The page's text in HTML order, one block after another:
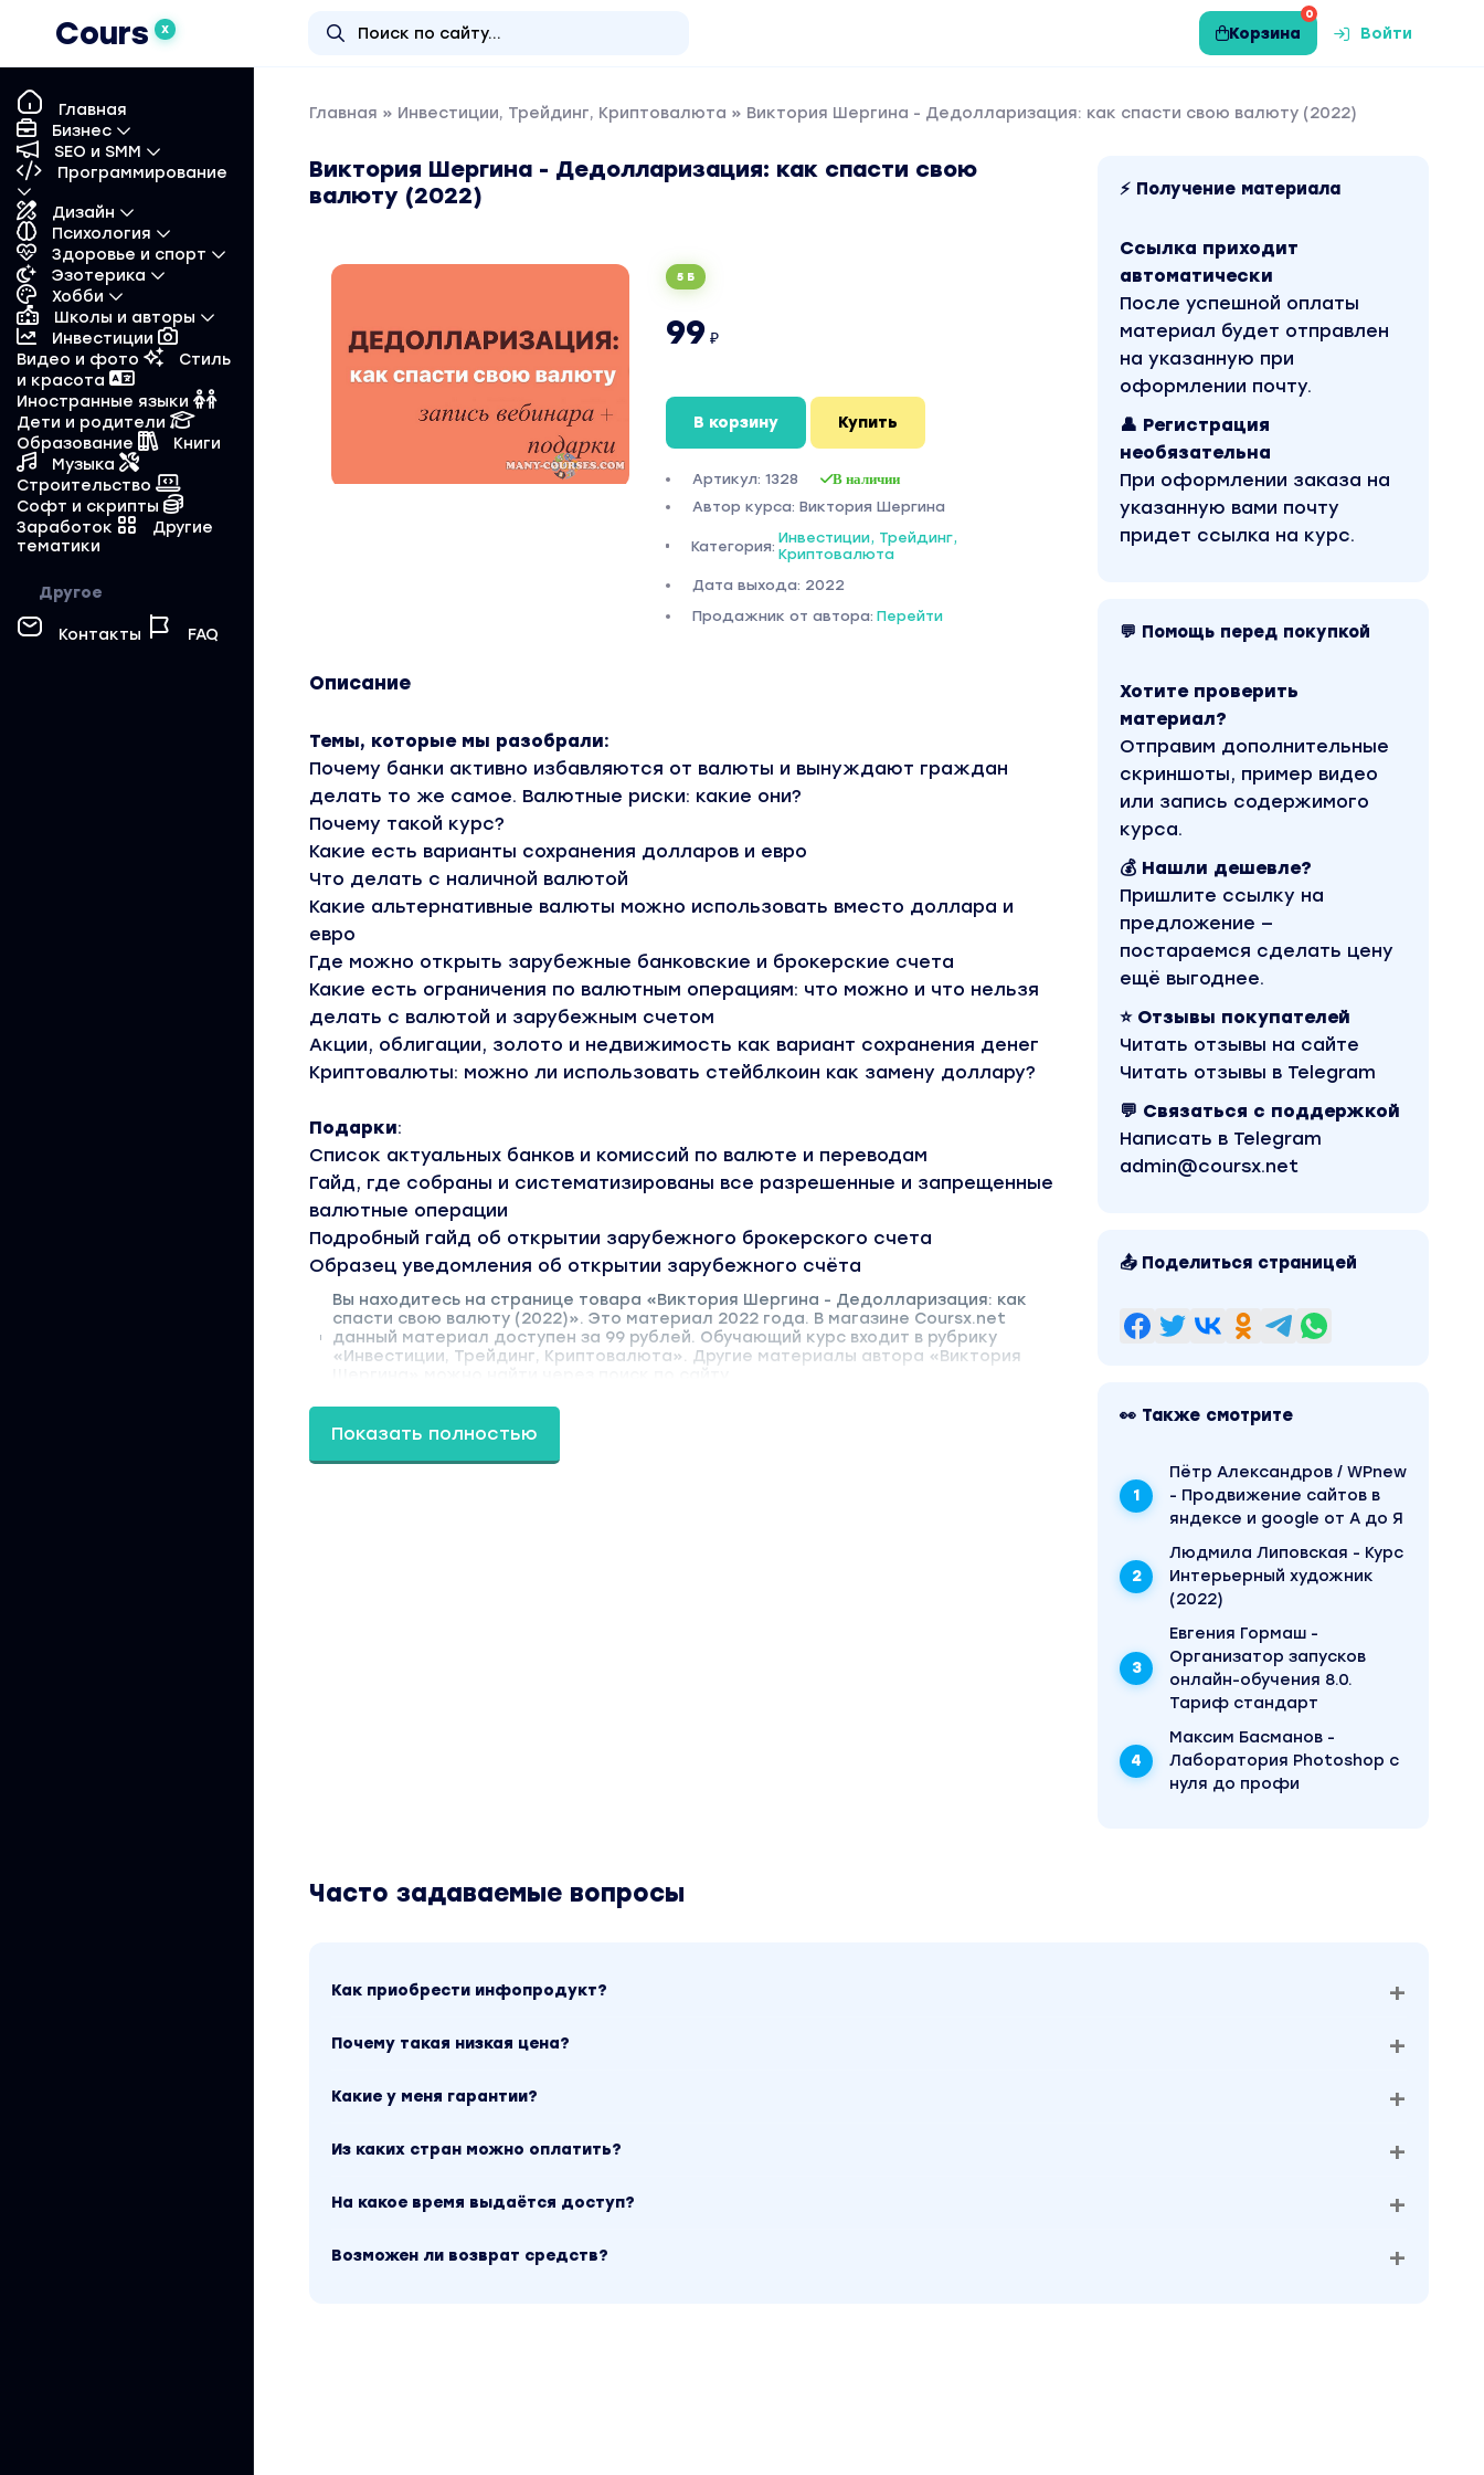
Cours X
0
Корзина Войти
Главная
Бизнес
SEO и SMM
Программирование
Дизайн
Психология
Здоровье и спорт
Эзотерика
Хобби
Школы и авторы
Инвестиции
Видео и фото
Стиль
и красота
Иностранные языки
Дети и родители
Образование
Книги
Музыка
Строительство
Софт и скрипты
Заработок
Другие
тематики
Другое
Контакты FAQ
Главная » Инвестиции, Трейдинг, Криптовалюта » Виктория Шергина - Дедолларизация: как спасти свою валюту (2022)
Виктория Шергина - Дедолларизация: как спасти свою
валюту (2022)
5 Б
99 ₽
В корзину Купить
Артикул: 1328 В наличии
Автор курса: Виктория Шергина
Категория: Инвестиции, Трейдинг,
Криптовалюта
Дата выхода: 2022
Продажник от автора: Перейти
Описание
Темы, которые мы разобрали:
Почему банки активно избавляются от валюты и вынуждают граждан
делать то же самое. Валютные риски: какие они?
Почему такой курс?
Какие есть варианты сохранения долларов и евро
Что делать с наличной валютой
Какие альтернативные валюты можно использовать вместо доллара и
евро
Где можно открыть зарубежные банковские и брокерские счета
Какие есть ограничения по валютным операциям: что можно и что нельзя
делать с валютой и зарубежным счетом
Акции, облигации, золото и недвижимость как вариант сохранения денег
Криптовалюты: можно ли использовать стейблкоин как замену доллару?
Подарки:
Список актуальных банков и комиссий по валюте и переводам
Гайд, где собраны и систематизированы все разрешенные и запрещенные
валютные операции
Подробный гайд об открытии зарубежного брокерского счета
Образец уведомления об открытии зарубежного счёта
Вы находитесь на странице товара «Виктория Шергина - Дедолларизация: как
спасти свою валюту (2022)». Это материал 2022 года. В магазине Coursx.net
данный материал доступен за 99 рублей. Обучающий курс входит в рубрику
«Инвестиции, Трейдинг, Криптовалюта». Другие материалы автора «Виктория
Показать полностью
⚡ Получение материала
Ссылка приходит
автоматически
После успешной оплаты
материал будет отправлен
на указанную при
оформлении почту.
👤 Регистрация
необязательна
При оформлении заказа на
указанную вами почту
придет ссылка на курс.
💬 Помощь перед покупкой
Хотите проверить
материал?
Отправим дополнительные
скриншоты, пример видео
или запись содержимого
курса.
💰 Нашли дешевле?
Пришлите ссылку на
предложение —
постараемся сделать цену
ещё выгоднее.
⭐ Отзывы покупателей
Читать отзывы на сайте
Читать отзывы в Telegram
💬 Связаться с поддержкой
Написать в Telegram
admin@coursx.net
📤 Поделиться страницей
👀 Также смотрите
Пётр Александров / WPnew
- Продвижение сайтов в
яндексе и google от А до Я
Людмила Липовская - Курс
Интерьерный художник
(2022)
Евгения Гормаш -
Организатор запусков
онлайн-обучения 8.0.
Тариф стандарт
Максим Басманов -
Лаборатория Photoshop с
нуля до профи
Часто задаваемые вопросы
Как приобрести инфопродукт?
Почему такая низкая цена?
Какие у меня гарантии?
Из каких стран можно оплатить?
На какое время выдаётся доступ?
Возможен ли возврат средств?